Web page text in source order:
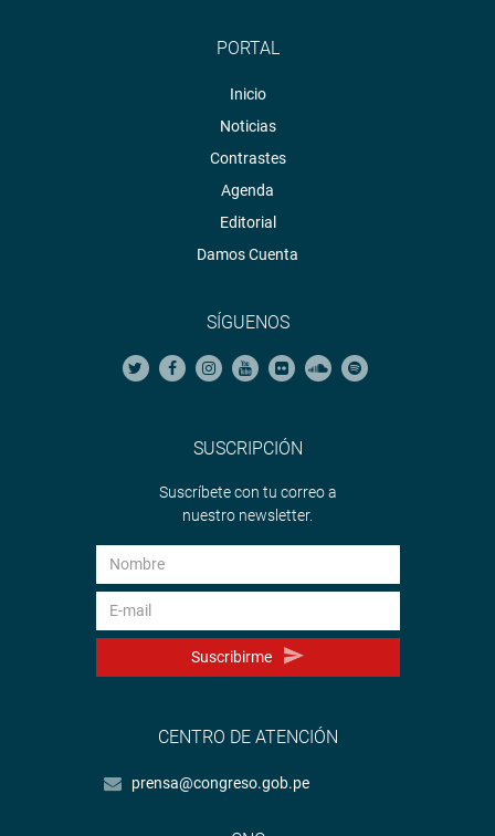
PORTAL
Inicio
Noticias
Contrastes
Agenda
Editorial
Damos Cuenta
SÍGUENOS
SUSCRIPCIÓN
Suscríbete con tu correo a
nuestro newsletter.
Suscribirme
CENTRO DE ATENCIÓN
prensa@congreso.gob.pe